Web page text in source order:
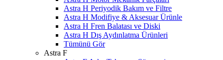
Astra H Periyodik Bakım ve Filtre
Astra H Modifiye & Aksesuar Ürünle
Astra H Fren Balatası ve Diski
Astra H Dış Aydınlatma Ürünleri
Tümünü Gör
Astra F